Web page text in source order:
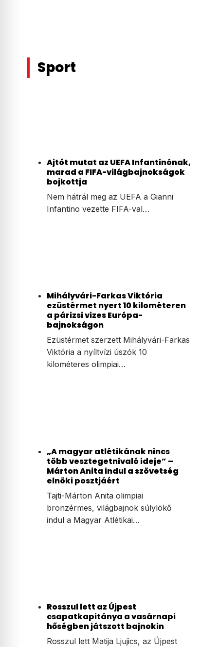
Sport
Ajtót mutat az UEFA Infantinónak,
marad a FIFA-világbajnokságok
bojkottja
Nem hátrál meg az UEFA a Gianni
Infantino vezette FIFA-val…
Mihályvári-Farkas Viktória
ezüstérmet nyert 10 kilométeren
a párizsi vizes Európa-
bajnokságon
Ezüstérmet szerzett Mihályvári-Farkas
Viktória a nyíltvízi úszók 10
kilométeres olimpiai…
„A magyar atlétikának nincs
több vesztegetnivaló ideje” –
Márton Anita indul a szövetség
elnöki posztjáért
Tajti-Márton Anita olimpiai
bronzérmes, világbajnok súlylökő
indul a Magyar Atlétikai…
Rosszul lett az Újpest
csapatkapitánya a vasárnapi
hőségben játszott bajnokin
Rosszul lett Matija Ljujics, az Újpest